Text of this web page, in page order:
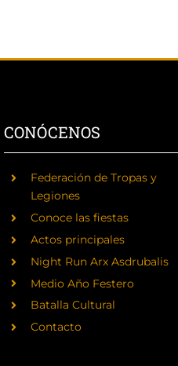
CONÓCENOS
Federación de Tropas y
Legiones
Conoce las fiestas
Actos principales
Night Run Arx Asdrubalis
Medio Año Festero
Batalla Cultural
Contacto